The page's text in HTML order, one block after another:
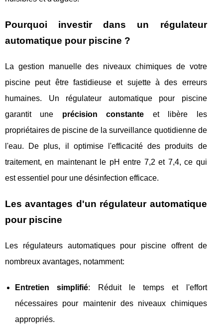
Pourquoi investir dans un régulateur
automatique pour piscine ?
La gestion manuelle des niveaux chimiques de votre
piscine peut être fastidieuse et sujette à des erreurs
humaines. Un régulateur automatique pour piscine
garantit une précision constante et libère les
propriétaires de piscine de la surveillance quotidienne de
l'eau. De plus, il optimise l'efficacité des produits de
traitement, en maintenant le pH entre 7,2 et 7,4, ce qui
est essentiel pour une désinfection efficace.
Les avantages d'un régulateur automatique
pour piscine
Les régulateurs automatiques pour piscine offrent de
nombreux avantages, notamment:
Entretien simplifié: Réduit le temps et l'effort
nécessaires pour maintenir des niveaux chimiques
appropriés.